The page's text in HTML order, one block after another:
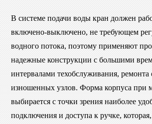
В системе подачи воды кран должен
включено-выключено, не требующем
водного потока, поэтому применяют
надежные конструкции с большими
интервалами техобслуживания, ремонта
изношенных узлов. Форма корпуса при
выбирается с точки зрения наиболее
подключения и доступа к ручке,